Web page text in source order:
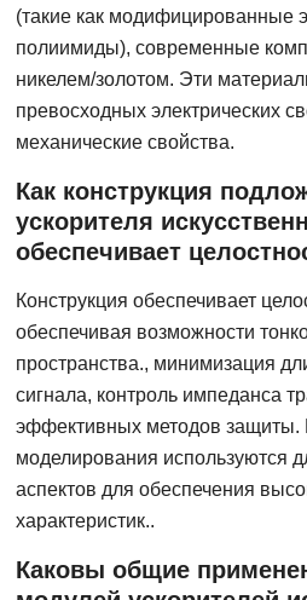
(такие как модифицированные
полиимиды), современные
никелем/золотом. Эти
превосходных электрических
механические свойства.
Как конструкция
ускорителя
обеспечивает
Конструкция обеспечивает
обеспечивая возможности
пространства., минимизация
сигнала, контроль импеданса
эффективных методов защиты.
моделирования используются
аспектов для обеспечения
характеристик..
Каковы общие